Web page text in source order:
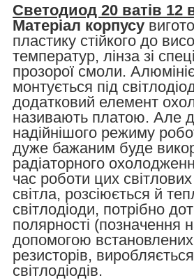
Светодиод 20 ватів 12
Матеріал корпусу
пластику стійкого до
температур, лінза зі
прозорої смоли.
монтується під
додатковий елемент
називають платою. Але
надійнішого режиму
дуже бажаним буде
радіаторного
час роботи цих
світла, розсіюється й
світлодіоди, потрібно
полярності (позначення
допомогою
резисторів,
світлодіодів.